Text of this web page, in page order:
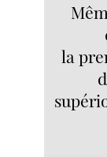
la